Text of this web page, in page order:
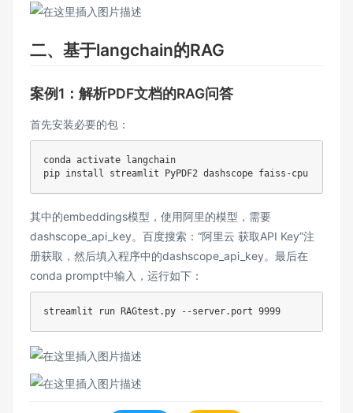
二、基于langchain的RAG
案例1：解析PDF文档的RAG问答
首先安装必要的包：
conda activate langchain
pip install
其中的embeddings模型，使用阿里的模型，需要
dashscope_api_key。百度搜索：“阿里云 获取API Key”注
册获取，然后填入程序中的dashscope_api_key。最后在
conda prompt中输入，运行如下：
streamlit run RAGtest . py - -server. port 9999